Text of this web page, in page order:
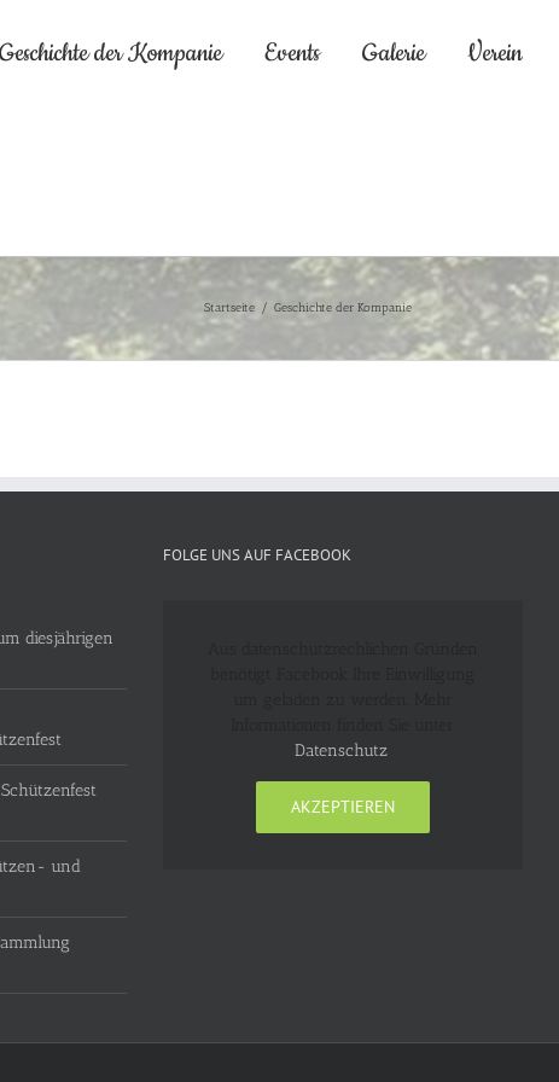
Geschichte der Kompanie Events Galerie Verein
Startseite / Geschichte der Kompanie
diesjährigen
und
FOLGE UNS AUF FACEBOOK
Datenschutz
AKZEPTIEREN